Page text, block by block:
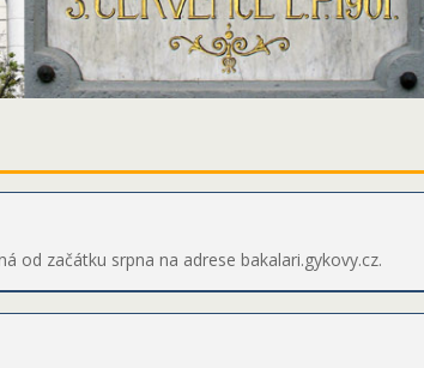
od začátku srpna na adrese bakalari.gykovy.cz.